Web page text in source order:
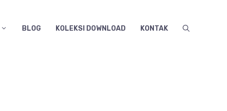
BLOG KOLEKSI DOWNLOAD KONTAK